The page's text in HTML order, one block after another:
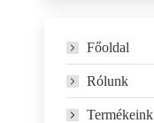
Főoldal
Rólunk
Termékeink